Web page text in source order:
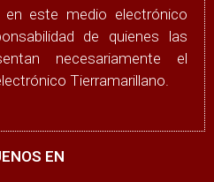
en este medio electrónico
de quienes las
necesariamente el
Tierramarillano.
EN